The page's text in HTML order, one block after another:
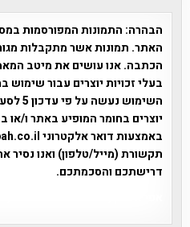
הבהרה: התמונות המפורסמות
האתר. תמונות אשר מתקבלות
הכתבה. אנו עושים את מיטב
בעלי זכויות יוצרים עבור
יוצרים בחומר המופיע באתר ו/
תקשורת (מייל/טלפון) ואנו נסיר
דרישתכם והסכמתכם.